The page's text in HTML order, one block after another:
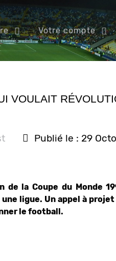
Votre compte
VOULAIT
Publié le : 29
la Coupe du Monde
ligue. Un appel à projet
le football.